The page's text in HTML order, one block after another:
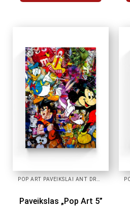
variants.
The
options
may
be
chosen
on
the
product
page
Paveikslas „Pop Art 5”